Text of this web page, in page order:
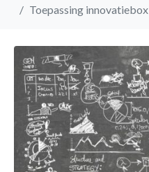
Toepassing innovatiebox